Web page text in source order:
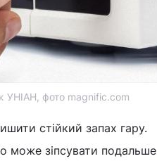
УНІАН, фото magnific.com
стійкий запах гару.
може зіпсувати подальше